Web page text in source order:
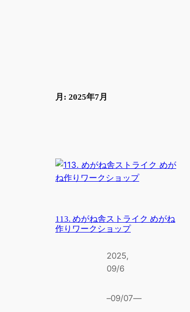
月: 2025年7月
113. めがね舎ストライク めがね
作りワークショップ
2025,
09/6
–09/07—